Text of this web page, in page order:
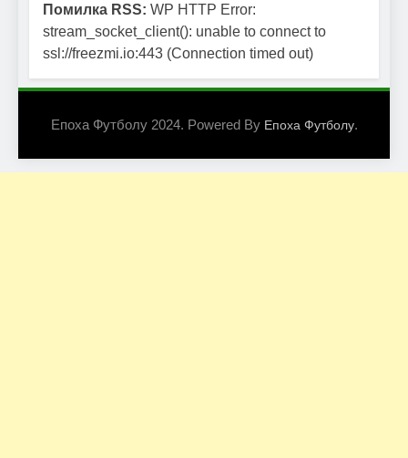
Помилка RSS: WP HTTP Error:
stream_socket_client(): unable to connect to
ssl://freezmi.io:443 (Connection timed out)
Епоха Футболу 2024. Powered By Епоха Футболу.